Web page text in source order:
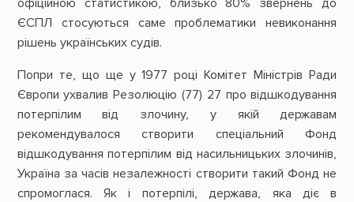
ЄСПЛ стосуються саме проблематики невиконання
рішень українських судів.
Попри те, що ще у 1977 році Комітет Міністрів Ради
Європи ухвалив Резолюцію (77) 27 про відшкодування
потерпілим від злочину, у якій державам
рекомендувалося створити спеціальний Фонд
відшкодування потерпілим від насильницьких злочинів,
Україна за часів незалежності створити такий Фонд не
спромоглася. Як і потерпілі, держава, яка діє в